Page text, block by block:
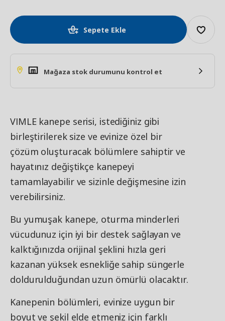
Sepete Ekle
Mağaza stok durumunu kontrol et
VIMLE kanepe serisi, istediğiniz gibi
birleştirilerek size ve evinize özel bir
çözüm oluşturacak bölümlere sahiptir ve
hayatınız değiştikçe kanepeyi
tamamlayabilir ve sizinle değişmesine izin
verebilirsiniz.
Bu yumuşak kanepe, oturma minderleri
vücudunuz için iyi bir destek sağlayan ve
kalktığınızda orijinal şeklini hızla geri
kazanan yüksek esnekliğe sahip süngerle
doldurulduğundan uzun ömürlü olacaktır.
Kanepenin bölümleri, evinize uygun bir
boyut ve şekil elde etmeniz için farklı